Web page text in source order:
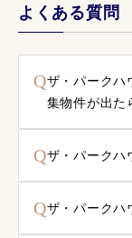
よくある質問
Qザ・パークハ
集物件が出た
Qザ・パークハ
Qザ・パークハ